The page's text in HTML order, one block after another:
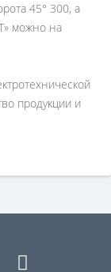
45° 300, а
можно на
продукции и